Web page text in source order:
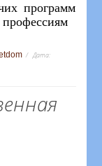
программ
профессиям
Дата: